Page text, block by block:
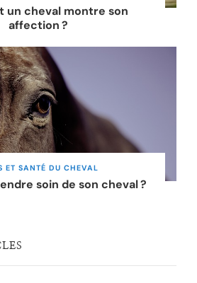
un cheval montre son
affection ?
ET SANTÉ DU CHEVAL
soin de son cheval ?